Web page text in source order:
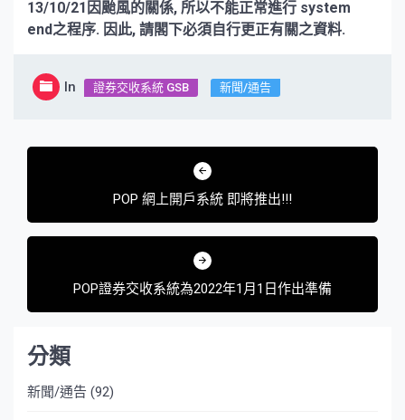
13/10/21因颱風的關係, 所以不能正常進行 system
end之程序. 因此, 請閣下必須自行更正有關之資料.
In 證券交收系統 GSB 新聞/通告
文
覽
POP 網上開戶系統 即將推出!!!
POP證券交收系統為2022年1月1日作出準備
分類
新聞/通告 (92)